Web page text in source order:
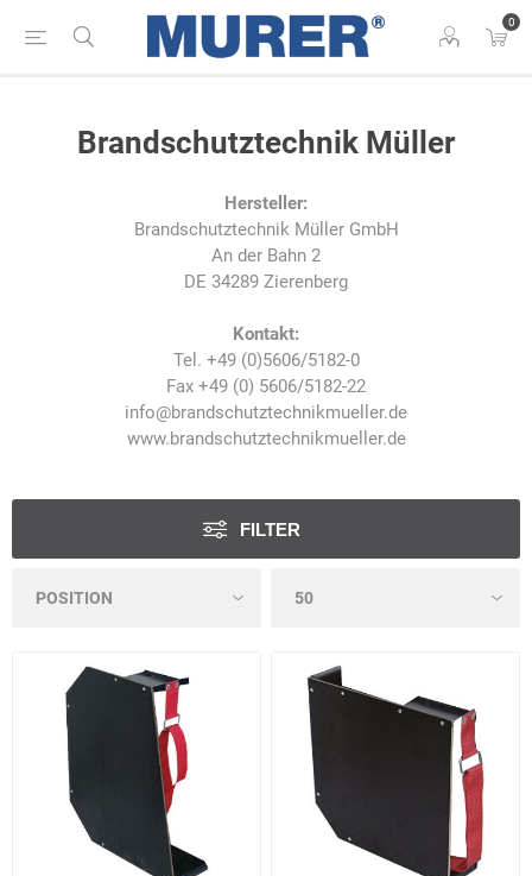
0
Brandschutztechnik Müller
Hersteller:
Brandschutztechnik Müller GmbH
An der Bahn 2
DE 34289 Zierenberg
Kontakt:
Tel. +49 (0)5606/5182-0
Fax +49 (0) 5606/5182-22
info@brandschutztechnikmueller.de
www.brandschutztechnikmueller.de
FILTER